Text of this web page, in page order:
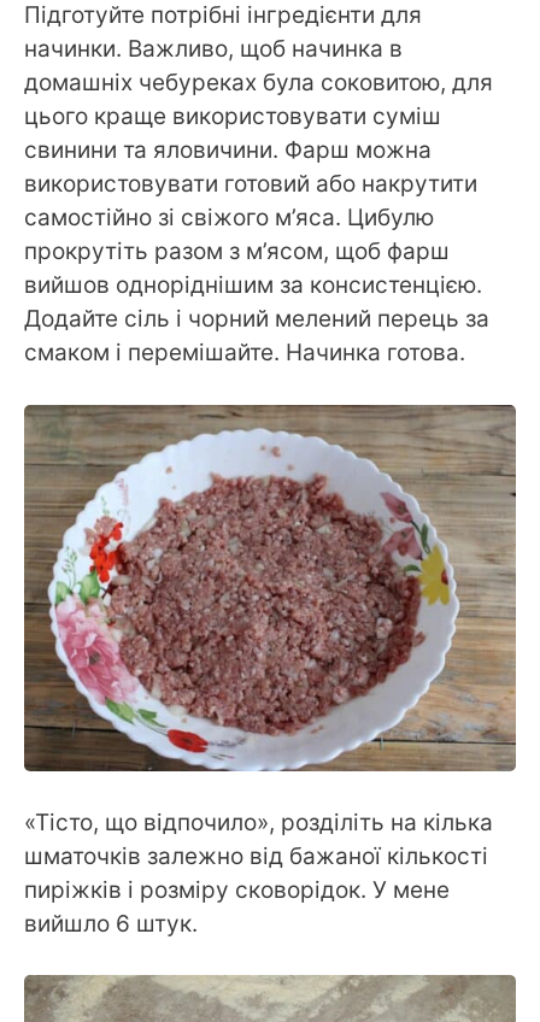
Підготуйте потрібні інгредієнти для
начинки. Важливо, щоб начинка в
домашніх чебуреках була соковитою, для
цього краще використовувати суміш
свинини та яловичини. Фарш можна
використовувати готовий або накрутити
самостійно зі свіжого м’яса. Цибулю
прокрутіть разом з м’ясом, щоб фарш
вийшов одноріднішим за консистенцією.
Додайте сіль і чорний мелений перець за
смаком і перемішайте. Начинка готова.
«Тісто, що відпочило», розділіть на кілька
шматочків залежно від бажаної кількості
пиріжків і розміру сковорідок. У мене
вийшло 6 штук.